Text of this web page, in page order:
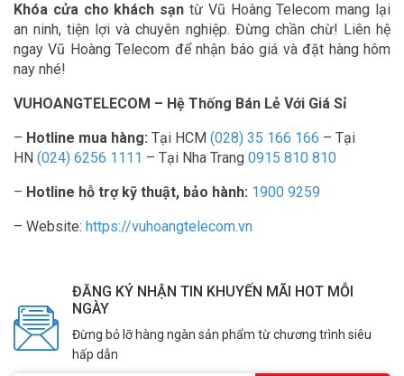
Khóa cửa cho khách sạn từ Vũ Hoàng Telecom mang lại
an ninh, tiện lợi và chuyên nghiệp. Đừng chần chừ! Liên hệ
ngay Vũ Hoàng Telecom để nhận báo giá và đặt hàng hôm
nay nhé!
VUHOANGTELECOM – Hệ Thống Bán Lẻ Với Giá Sỉ
– Hotline mua hàng: Tại HCM (028) 35 166 166 – Tại
HN (024) 6256 1111 – Tại Nha Trang 0915 810 810
– Hotline hỗ trợ kỹ thuật, bảo hành: 1900 9259
– Website: https://vuhoangtelecom.vn
ĐĂNG KÝ NHẬN TIN KHUYẾN MÃI HOT MỖI
NGÀY
Đừng bỏ lỡ hàng ngàn sản phẩm từ chương trình siêu
hấp dẫn